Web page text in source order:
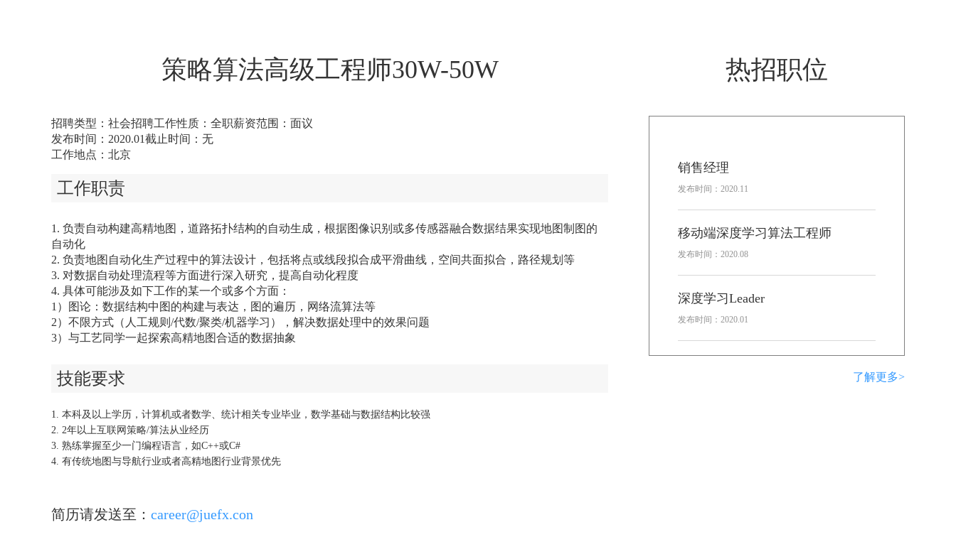
策略算法高级工程师30W-50W
招聘类型：社会招聘工作性质：全职薪资范围：面议
发布时间：2020.01截止时间：无
工作地点：北京
工作职责
1. 负责自动构建高精地图，道路拓扑结构的自动生成，根据图像识别或多传感器融合数据结果实现地图制图的
自动化
2. 负责地图自动化生产过程中的算法设计，包括将点或线段拟合成平滑曲线，空间共面拟合，路径规划等
3. 对数据自动处理流程等方面进行深入研究，提高自动化程度
4. 具体可能涉及如下工作的某一个或多个方面：
1）图论：数据结构中图的构建与表达，图的遍历，网络流算法等
2）不限方式（人工规则/代数/聚类/机器学习），解决数据处理中的效果问题
3）与工艺同学一起探索高精地图合适的数据抽象
技能要求
1. 本科及以上学历，计算机或者数学、统计相关专业毕业，数学基础与数据结构比较强
2. 2年以上互联网策略/算法从业经历
3. 熟练掌握至少一门编程语言，如C++或C#
4. 有传统地图与导航行业或者高精地图行业背景优先
简历请发送至： career@juefx.con
热招职位
销售经理
发布时间：2020.11
移动端深度学习算法工程师
发布时间：2020.08
深度学习Leader
发布时间：2020.01
了解更多>